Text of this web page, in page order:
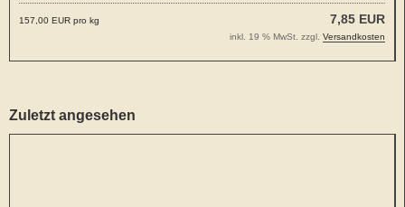
7,85 EUR
157,00 EUR pro kg
inkl. 19 % MwSt. zzgl. Versandkosten
Zuletzt angesehen